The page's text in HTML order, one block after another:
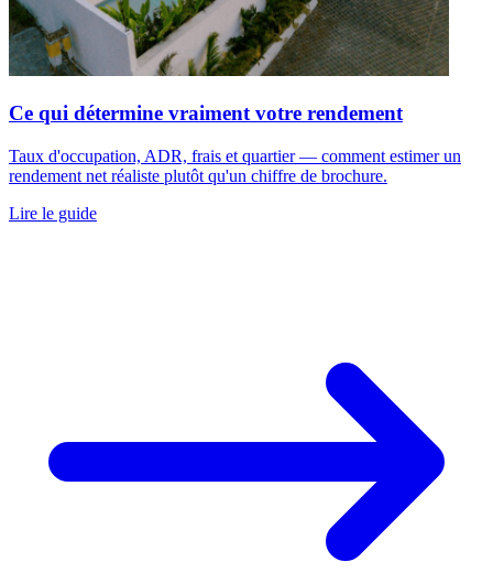
Ce qui détermine vraiment votre rendement
Taux d'occupation, ADR, frais et quartier — comment estimer un
rendement net réaliste plutôt qu'un chiffre de brochure.
Lire le guide